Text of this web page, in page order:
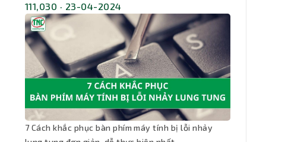
111,030 · 23-04-2024
7 Cách khắc phục bàn phím máy tính bị lỗi nhảy